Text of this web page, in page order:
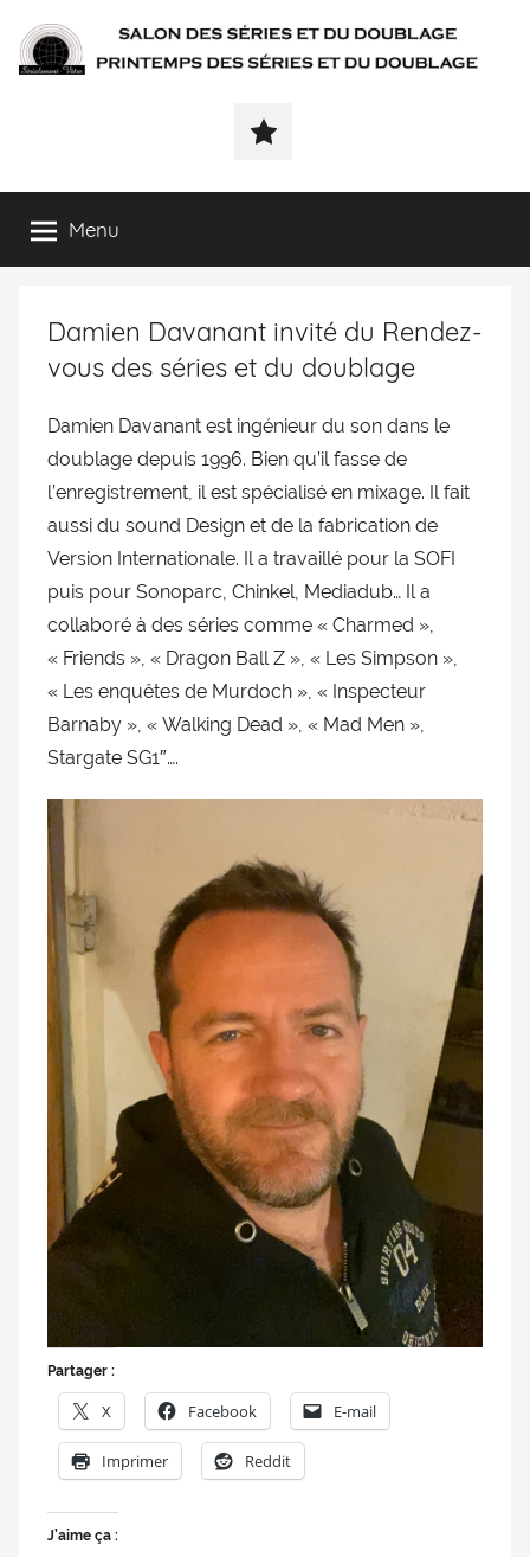
SÉRIALEMENT-
séries
et
doublage
séries
doublage
vous
séries
doublage
Menu
Damien Davanant invité du Rendez-
vous des séries et du doublage
Damien Davanant est ingénieur du son dans le
doublage depuis 1996. Bien qu’il fasse de
l’enregistrement, il est spécialisé en mixage. Il fait
aussi du sound Design et de la fabrication de
Version Internationale. Il a travaillé pour la SOFI
puis pour Sonoparc, Chinkel, Mediadub… Il a
collaboré à des séries comme « Charmed »,
« Friends », « Dragon Ball Z », « Les Simpson »,
« Les enquêtes de Murdoch », « Inspecteur
Barnaby », « Walking Dead », « Mad Men »,
Stargate SG1″….
Partager :
X Facebook E-mail
Imprimer Reddit
J’aime ça :